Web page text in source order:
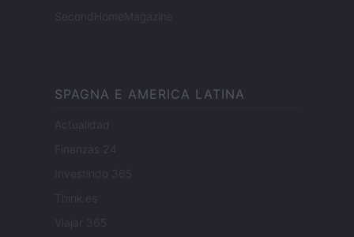
SecondHomeMagazine
SPAGNA E AMERICA LATINA
Actualidad
Finanzas 24
Investindo 365
Think.es
Viajar 365